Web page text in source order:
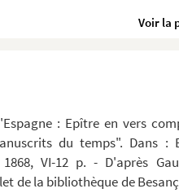
: Epître en vers
du temps". Dans :
VI-12 p. - D'après
de la bibliothèque de